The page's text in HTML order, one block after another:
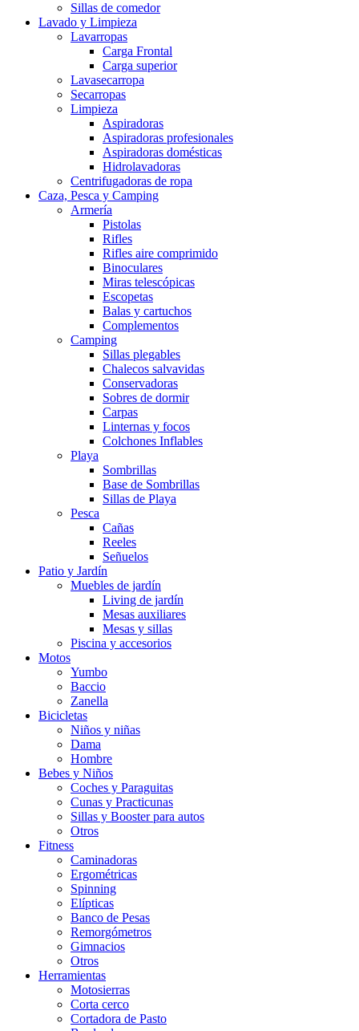
Sillas de comedor
Lavado y Limpieza
Lavarropas
Carga Frontal
Carga superior
Lavasecarropa
Secarropas
Limpieza
Aspiradoras
Aspiradoras profesionales
Aspiradoras domésticas
Hidrolavadoras
Centrifugadoras de ropa
Caza, Pesca y Camping
Armería
Pistolas
Rifles
Rifles aire comprimido
Binoculares
Miras telescópicas
Escopetas
Balas y cartuchos
Complementos
Camping
Sillas plegables
Chalecos salvavidas
Conservadoras
Sobres de dormir
Carpas
Linternas y focos
Colchones Inflables
Playa
Sombrillas
Base de Sombrillas
Sillas de Playa
Pesca
Cañas
Reeles
Señuelos
Patio y Jardín
Muebles de jardín
Living de jardín
Mesas auxiliares
Mesas y sillas
Piscina y accesorios
Motos
Yumbo
Baccio
Zanella
Bicicletas
Niños y niñas
Dama
Hombre
Bebes y Niños
Coches y Paraguitas
Cunas y Practicunas
Sillas y Booster para autos
Otros
Fitness
Caminadoras
Ergométricas
Spinning
Elípticas
Banco de Pesas
Remorgómetros
Gimnacios
Otros
Herramientas
Motosierras
Corta cerco
Cortadora de Pasto